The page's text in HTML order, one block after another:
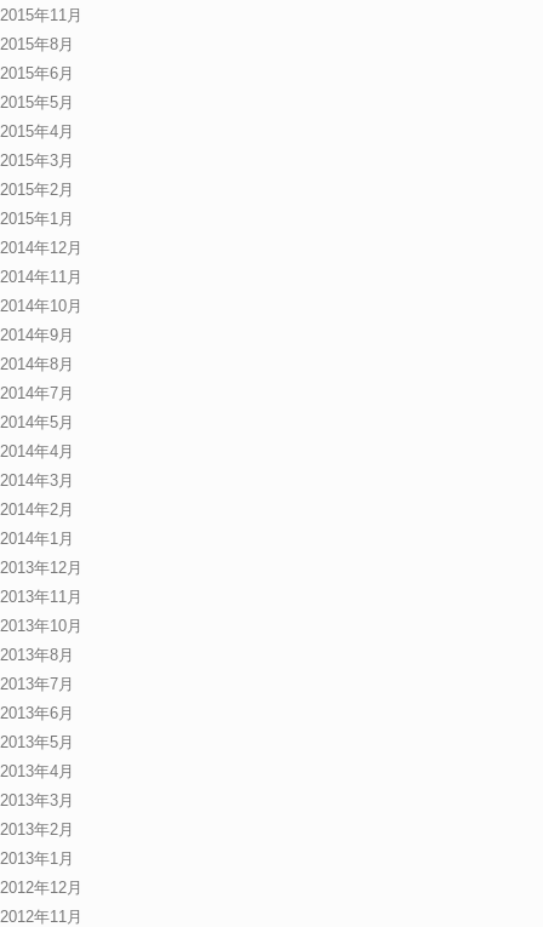
2015年11月
2015年8月
2015年6月
2015年5月
2015年4月
2015年3月
2015年2月
2015年1月
2014年12月
2014年11月
2014年10月
2014年9月
2014年8月
2014年7月
2014年5月
2014年4月
2014年3月
2014年2月
2014年1月
2013年12月
2013年11月
2013年10月
2013年8月
2013年7月
2013年6月
2013年5月
2013年4月
2013年3月
2013年2月
2013年1月
2012年12月
2012年11月